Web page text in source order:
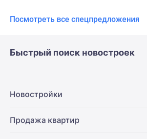
Посмотреть все спецпредложения
Быстрый поиск новостроек
Новостройки
Продажа квартир